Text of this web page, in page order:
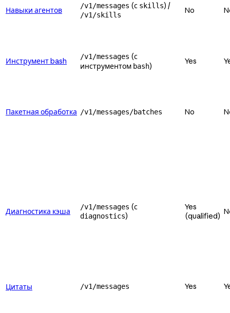
Навыки агентов /v1/messages (с skills) /
/v1/skills No
Инструмент bash /v1/messages (с
инструментом bash)
Yes
Пакетная обработка /v1/messages/batches No
Диагностика кэша /v1/messages (с
diagnostics)
Yes
(qualified)
Цитаты /v1/messages Yes